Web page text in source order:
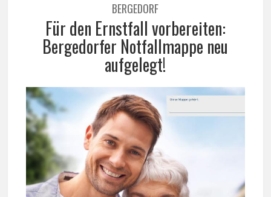
BERGEDORF
Für den Ernstfall vorbereiten:
Bergedorfer Notfallmappe neu
aufgelegt!